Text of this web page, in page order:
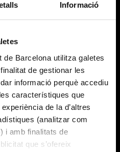
Informació
Barcelona utilitza galetes
de gestionar les
informació perquè accediu
característiques que
de la d’altres
(analitzar com
i amb finalitats de
que s’ofereix